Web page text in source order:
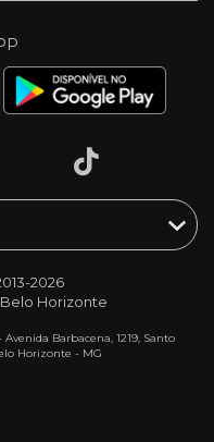
2026
Horizonte
Avenida Barbacena, 1219, Santo
Horizonte - MG